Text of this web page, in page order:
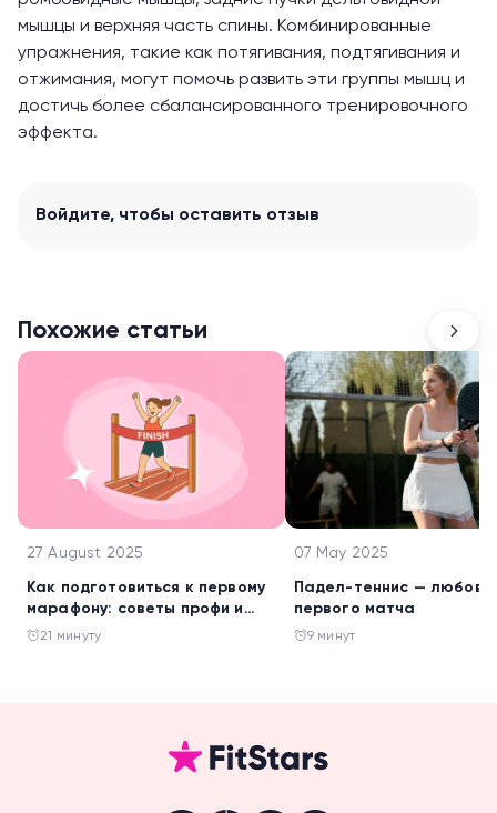
мышцы и верхняя часть спины. Комбинированные
упражнения, такие как потягивания, подтягивания и
отжимания, могут помочь развить эти группы мышц и
достичь более сбалансированного тренировочного
эффекта.
Войдите, чтобы оставить отзыв
Похожие статьи
27 August 2025
Как подготовиться к первому
марафону: советы профи и
книги, которые доведут до
21 минуту
07 May 2025
Падел-теннис — любовь
первого матча
9 минут